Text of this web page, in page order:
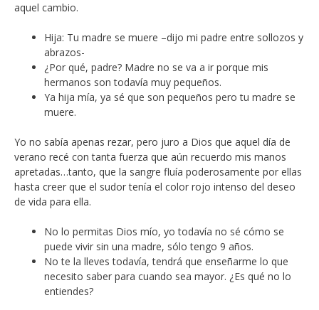
aquel cambio.
Hija: Tu madre se muere –dijo mi padre entre sollozos y
abrazos-
¿Por qué, padre? Madre no se va a ir porque mis
hermanos son todavía muy pequeños.
Ya hija mía, ya sé que son pequeños pero tu madre se
muere.
Yo no sabía apenas rezar, pero juro a Dios que aquel día de
verano recé con tanta fuerza que aún recuerdo mis manos
apretadas…tanto, que la sangre fluía poderosamente por ellas
hasta creer que el sudor tenía el color rojo intenso del deseo
de vida para ella.
No lo permitas Dios mío, yo todavía no sé cómo se
puede vivir sin una madre, sólo tengo 9 años.
No te la lleves todavía, tendrá que enseñarme lo que
necesito saber para cuando sea mayor. ¿Es qué no lo
entiendes?